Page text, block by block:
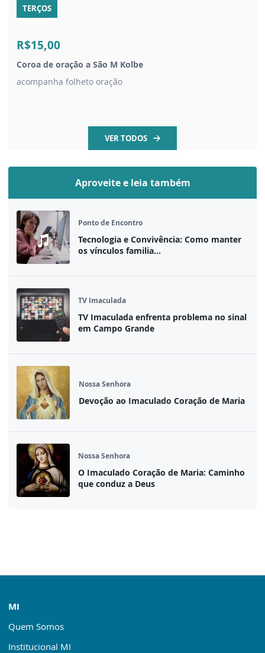
TERÇOS
R$15,00
Coroa de oração a São M Kolbe
acompanha folheto oração
VER TODOS
Aproveite e leia também
Ponto de Encontro
Tecnologia e Convivência: Como manter
os vínculos familia...
TV Imaculada
TV Imaculada enfrenta problema no sinal
em Campo Grande
Nossa Senhora
Devoção ao Imaculado Coração de Maria
Nossa Senhora
O Imaculado Coração de Maria: Caminho
que conduz a Deus
MI
Quem Somos
Institucional MI